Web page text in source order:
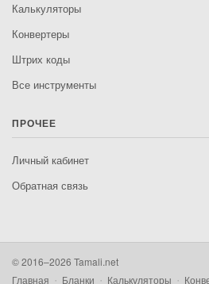
Калькуляторы
Конвертеры
Штрих коды
Все инструменты
ПРОЧЕЕ
Личный кабинет
Обратная связь
© 2016–2026 Tamali.net
Главная
Бланки Калькуляторы